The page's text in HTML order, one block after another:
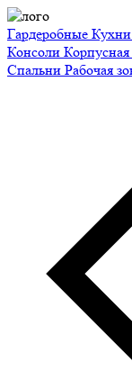
Гардеробные Кухни
Консоли
Спальни Рабочая